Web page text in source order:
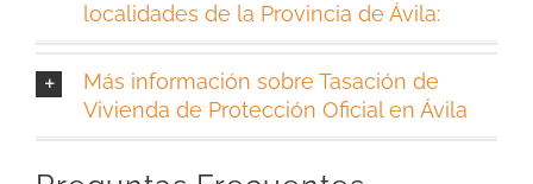
localidades de la Provincia de Ávila:
Más información sobre Tasación de
Vivienda de Protección Oficial en Ávila